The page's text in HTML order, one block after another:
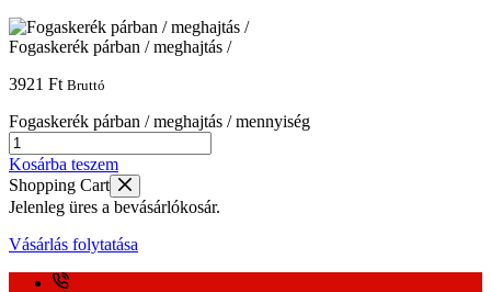
Fogaskerék párban / meghajtás /
3921 Ft Bruttó
Fogaskerék párban / meghajtás / mennyiség
Kosárba teszem
Shopping Cart
Jelenleg üres a bevásárlókosár.
Vásárlás folytatása